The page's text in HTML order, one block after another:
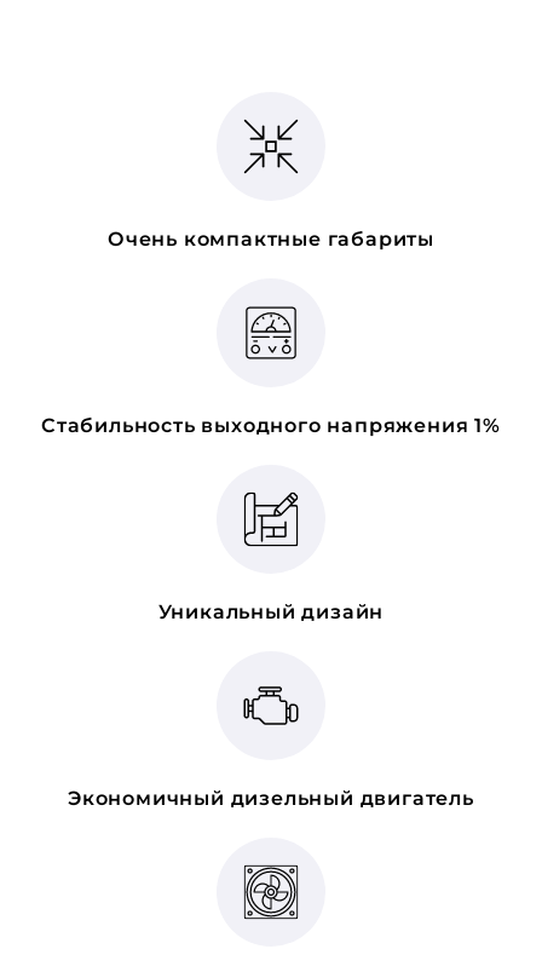
Очень компактные габариты
Стабильность выходного напряжения 1%
Уникальный дизайн
Экономичный дизельный двигатель